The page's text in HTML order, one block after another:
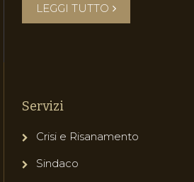
LEGGI TUTTO
Servizi
Crisi e Risanamento
Sindaco